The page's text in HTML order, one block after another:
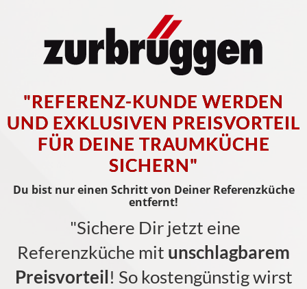
"REFERENZ-KUNDE WERDEN
UND EXKLUSIVEN PREISVORTEIL
FÜR DEINE TRAUMKÜCHE
SICHERN"
Du bist nur einen Schritt von Deiner Referenzküche
entfernt!
"Sichere Dir jetzt eine
Referenzküche mit unschlagbarem
Preisvorteil! So kostengünstig wirst